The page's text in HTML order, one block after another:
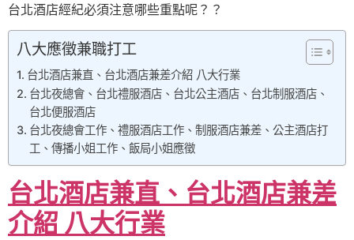
台北酒店經紀必須注意哪些重點呢？？
八大應徵兼職打工
台北酒店兼直、台北酒店兼差介紹 八大行業
台北夜總會、台北禮服酒店、台北公主酒店、台北制服酒店、
台北便服酒店
台北夜總會工作、禮服酒店工作、制服酒店兼差、公主酒店打
工、傳播小姐工作、飯局小姐應徵
台北酒店兼直、台北酒店兼差
介紹 八大行業